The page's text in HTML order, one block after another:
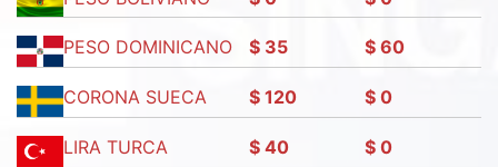
PESO DOMINICANO $ 35 $ 60
CORONA SUECA $ 120 $ 0
LIRA TURCA $ 40 $ 0